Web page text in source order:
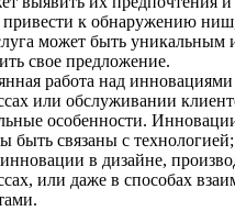
к обнаружению
может быть уникальным
свое предложение.
работа над
или обслуживании
особенности.
быть связаны с
в дизайне,
или даже в способах